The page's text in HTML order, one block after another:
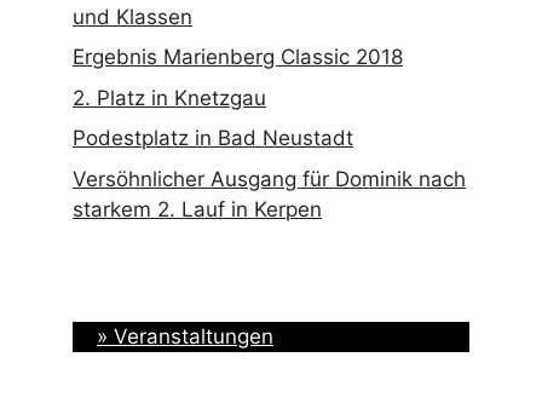
und Klassen
Ergebnis Marienberg Classic 2018
2. Platz in Knetzgau
Podestplatz in Bad Neustadt
Versöhnlicher Ausgang für Dominik nach
starkem 2. Lauf in Kerpen
» Veranstaltungen